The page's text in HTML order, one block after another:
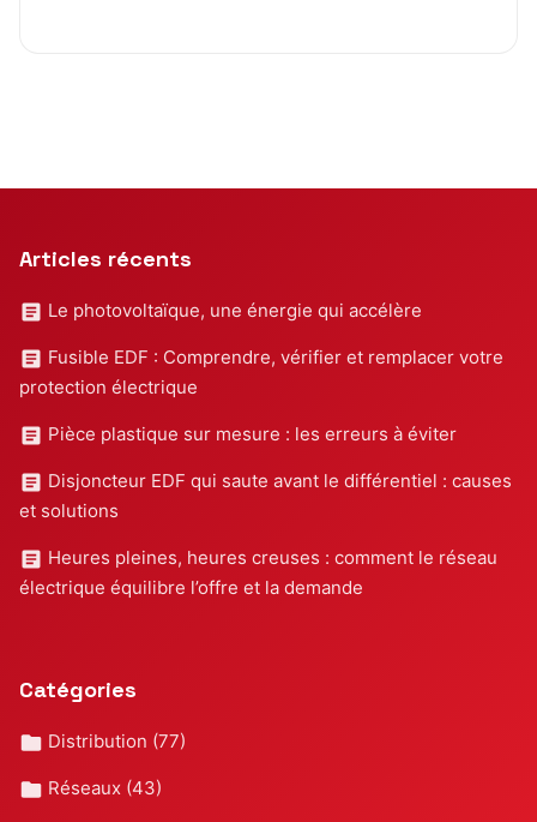
Articles récents
Le photovoltaïque, une énergie qui accélère
Fusible EDF : Comprendre, vérifier et remplacer votre
protection électrique
Pièce plastique sur mesure : les erreurs à éviter
Disjoncteur EDF qui saute avant le différentiel : causes
et solutions
Heures pleines, heures creuses : comment le réseau
électrique équilibre l’offre et la demande
Catégories
Distribution (77)
Réseaux (43)